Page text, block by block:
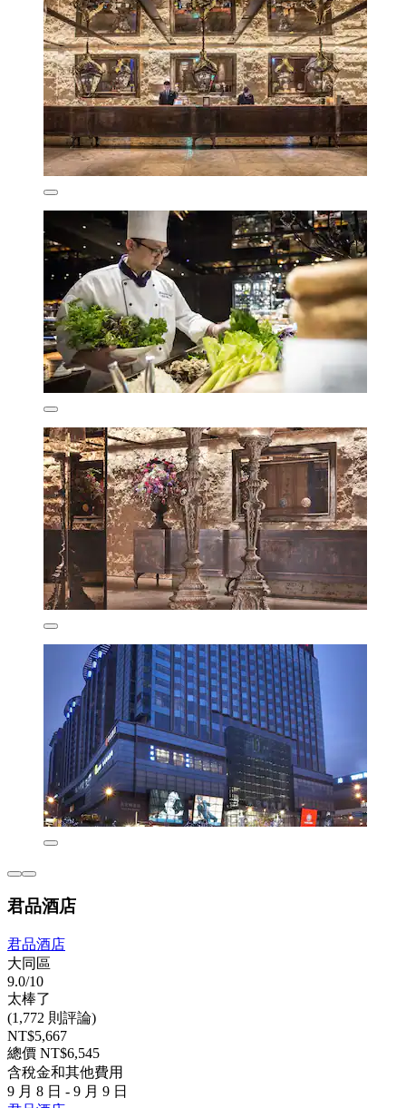
君品酒店
君品酒店
大同區
9.0/10
太棒了
(1,772 則評論)
NT$5,667
總價 NT$6,545
含稅金和其他費用
9 月 8 日 - 9 月 9 日